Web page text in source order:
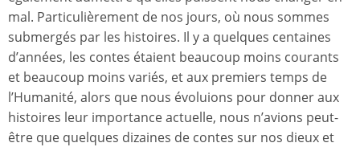
mal. Particulièrement de nos jours, où nous sommes
submergés par les histoires. Il y a quelques centaines
d’années, les contes étaient beaucoup moins courants
et beaucoup moins variés, et aux premiers temps de
l’Humanité, alors que nous évoluions pour donner aux
histoires leur importance actuelle, nous n’avions peut-
être que quelques dizaines de contes sur nos dieux et